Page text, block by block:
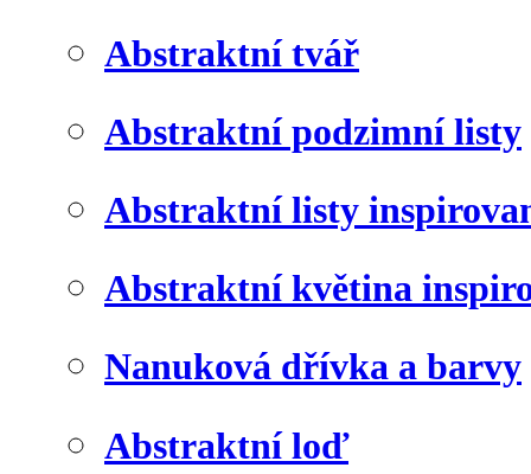
Abstraktní tvář
Abstraktní podzimní listy
Abstraktní listy
Abstraktní květina
Nanuková dřívka a barvy
Abstraktní loď